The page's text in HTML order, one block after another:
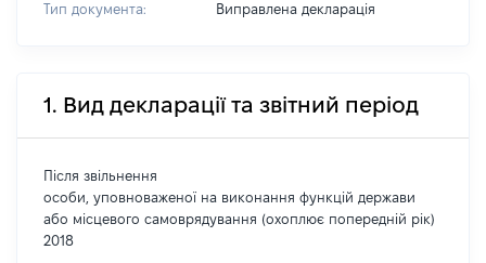
Тип документа: Виправлена декларація
1. Вид декларації та звітний період
Після звільнення
особи, уповноваженої на виконання функцій держави
або місцевого самоврядування (охоплює попередній рік)
2018